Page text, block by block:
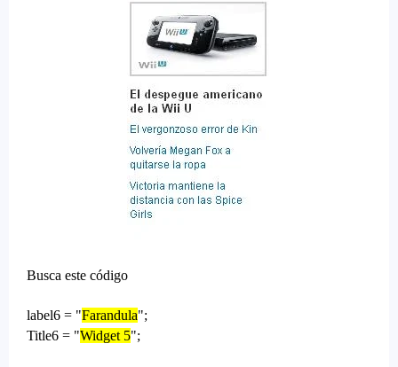
Busca este código
label6 = "Farandula";
Title6 = "Widget 5";